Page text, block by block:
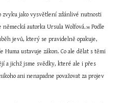
zvyku jako vysvětlení zdánlivé nutnosti
autorka Ursula Wolfová.34 Podle
jevů, který se pravidelně opakuje,
Huma ustavuje zákon. Co ale dělat s těmi
a jichž jsme svědky, které ale i přes
ani nenapadne považovat za projev